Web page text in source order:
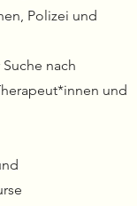
Polizei und
nach
und